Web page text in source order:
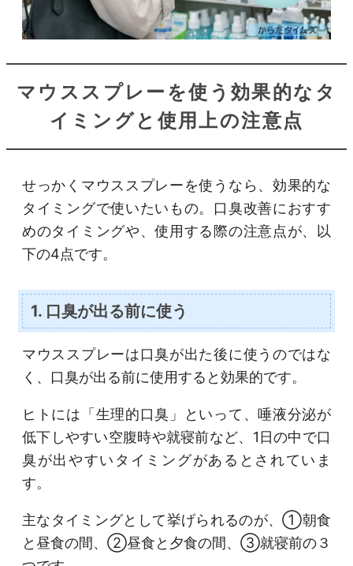
マウススプレーを使う効果的なタ
イミングと使用上の注意点
せっかくマウススプレーを使うなら、効果的な
タイミングで使いたいもの。口臭改善におすす
めのタイミングや、使用する際の注意点が、以
下の4点です。
1. 口臭が出る前に使う
マウススプレーは口臭が出た後に使うのではな
く、口臭が出る前に使用すると効果的です。
ヒトには「生理的口臭」といって、唾液分泌が
低下しやすい空腹時や就寝前など、1日の中で口
臭が出やすいタイミングがあるとされていま
す。
主なタイミングとして挙げられるのが、①朝食
と昼食の間、②昼食と夕食の間、③就寝前の３